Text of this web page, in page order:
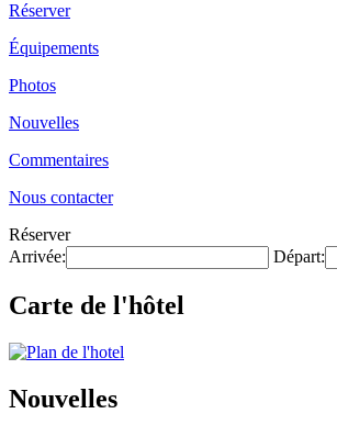
Réserver
Équipements
Photos
Nouvelles
Commentaires
Nous contacter
Réserver
Arrivée:
Départ:
Carte de l'hôtel
Nouvelles